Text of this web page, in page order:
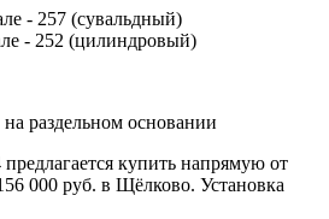
- 257 (сувальдный)
- 252 (цилиндровый)
раздельном основании
купить напрямую от
000 руб. в Щёлково. Установка